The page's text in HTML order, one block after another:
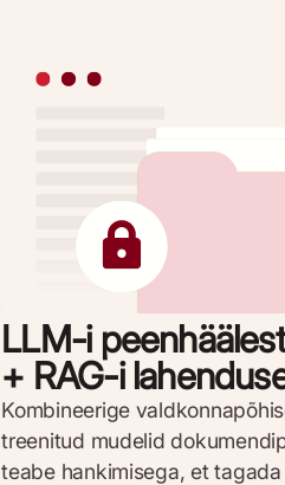
LLM-i
+ RAG-i
Kombineerige
treenitud mudelid
teabe hankimisega, et tagada